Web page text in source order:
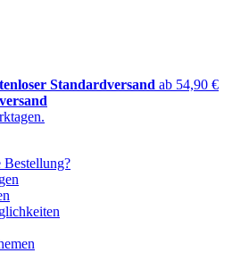
Standardversand ab 54,90 €
Bestellung?